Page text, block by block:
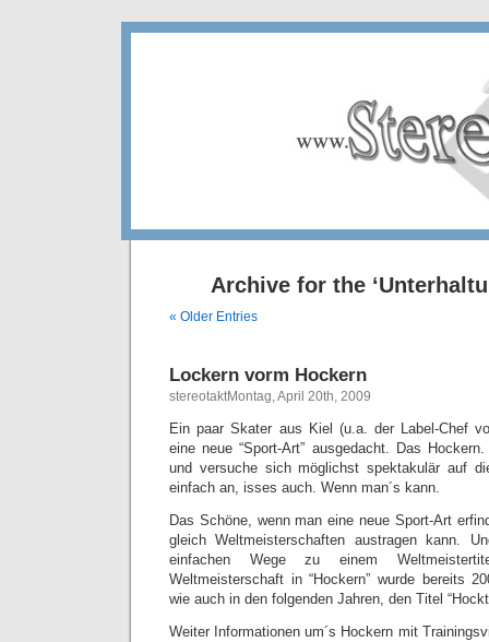
Archive for the
« Older Entries
Lockern vorm Hockern
stereotaktMontag, April 20th, 2009
Ein paar Skater aus Kiel (u.a. der Label-Chef
eine neue “Sport-Art” ausgedacht. Das
und versuche sich möglichst spektakulär auf
einfach an, isses auch. Wenn man´s kann.
Das Schöne, wenn man eine neue Sport-Art
gleich Weltmeisterschaften austragen kann.
einfachen Wege zu einem
Weltmeisterschaft in “Hockern” wurde bereits
wie auch in den folgenden Jahren, den Titel
Weiter Informationen um´s Hockern mit